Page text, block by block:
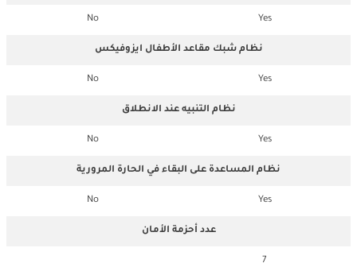
Yes
No
نظام شبك مقاعد الأطفال ايزوفيكس
Yes
No
نظام التنبيه عند الانطلاق
Yes
No
نظام المساعدة على البقاء في الحارة المرورية
Yes
No
عدد أحزمة الأمان
7